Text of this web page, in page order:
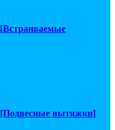
[Встраиваемые
[Подвесные вытяжки]